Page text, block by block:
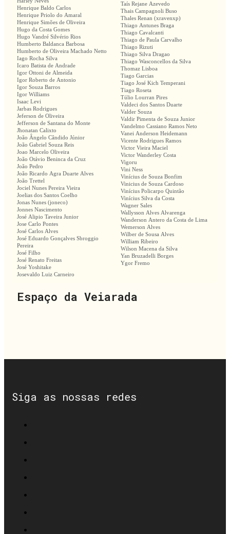
Henrique Baldo Carlos
Henrique Priolo do Amaral
Henrique Simões de Oliveira
Hugo da Costa Gomes
Hugo Vandré Silvério Rios
Humberto Baldanca Barbosa
Humberto de Oliveira Machado Netto
Iago Rocha Silva
Icaro Batista de Andrade
Igor Ottoni de Almeida
Igor Roberto de Antonio
Igor Souza Barros
Igor Williams
Isaac Levi
Jarbas Rodrigues
Jeferson de Oliveira
Jefferson de Santana do Monte
Jhonatan Calixto
João Ângelo Cândido Júnior
João Gabriel Souza Reis
Joao Marcelo Oliveira
João Otávio Beninca da Cruz
João Pedro
João Ricardo Agra Duarte Alves
João Trettel
Jociel Nunes Pereira Vieira
Joelias dos Santos Coelho
Jonas Nunes (joneco)
Jonnes Nascimento
José Alipio Taveira Junior
Jose Carlo Pontes
José Carlos Alves
José Eduardo Gonçalves Sbroggio
Pereira
José Filho
José Renato Freitas
José Yoshitake
Josevaldo Luiz Carneiro
Taís Rejane Azevedo
Thais Campagnoli Buso
Thales Renan (xravenxp)
Thiago Antunes Braga
Thiago Cavalcanti
Thiago de Paula Carvalho
Thiago Rizuti
Thiago Silva Dragao
Thiago Wasconcellos da Silva
Thomaz Lisboa
Tiago Garcias
Tiago José Kich Temperani
Tiago Roseta
Túlio Lourran Pires
Valdeci dos Santos Duarte
Valder Souza
Valdir Pimenta de Souza Junior
Vandelmo Cassiano Ramos Neto
Vanei Anderson Heidemann
Vicente Rodrigues Ramos
Victor Vieira Maciel
Victor Wanderley Costa
Vigoru
Vini Ness
Vinícius de Souza Bonfim
Vinicius de Souza Cardoso
Vinícius Policarpo Quintão
Vinícius Silva da Costa
Wagner Sales
Wallysson Alves Alvarenga
Wanderson Antero da Costa de Lima
Wemerson Alves
Wilber de Sousa Alves
William Ribeiro
Wilson Macena da Silva
Yan Bruzadelli Borges
Ygor Fremo
Espaço da Veiarada
Siga as nossas redes